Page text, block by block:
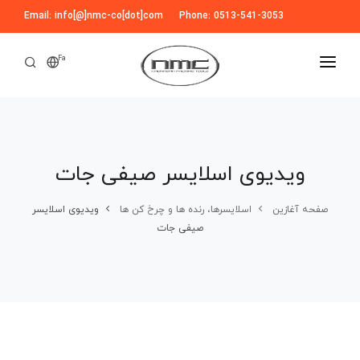
Phone: 0513-541-3053
Email: info[@]nmc-co[dot]com
Fa
تولیدات
قطعات ماشین آلات
قطعات مصرفی ماشین آلات صنایع غذایی
ویدیوها
ویدیوی اسلایسر صیفی جات
صفحه آغازین اسلایسرها، رنده ها و چرخ کن ها
ویدیوی اسلایسر
صیفی جات